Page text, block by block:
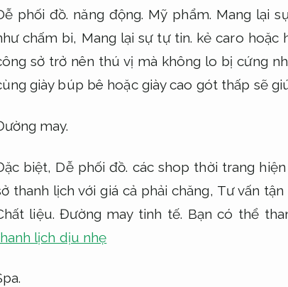
phối đồ. năng động. Mỹ phẩm. Mang lại
chấm bi, Mang lại sự tự tin. kẻ caro hoặc
sở trở nên thú vị mà không lo bị cứng
giày búp bê hoặc giày cao gót thấp sẽ
may.
biệt, Dễ phối đồ. các shop thời trang
thanh lịch với giá cả phải chăng, Tư vấn tận
liệu. Đường may tinh tế. Bạn có thể
lịch dịu nhẹ